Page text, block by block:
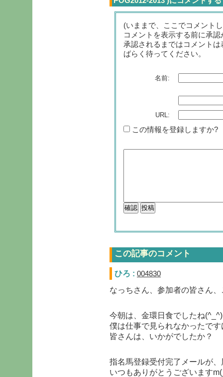
(いままで、ここでコメント
コメントを表示する前に承
承認されるまではコメント
ばらく待ってください。
名前:
URL:
この情報を登録しますか?
この記事のコメント
ひろ : 004830
なっちさん、参加者の皆さん
今朝は、金環日食でしたね(^_^)
僕は仕事で見られなかったです
皆さんは、いかがでしたか？
指名馬登録受付完了メールが
いつもありがとうございます